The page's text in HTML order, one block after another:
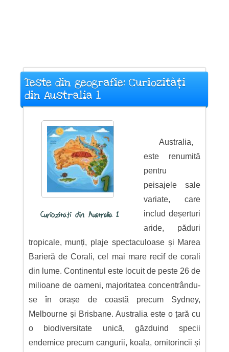
Teste din geografie: Curiozități
din Australia 1
Curiozități din Australia 1
Australia,
este renumită
pentru
peisajele sale
variate, care
includ deșerturi
aride, păduri
tropicale, munți, plaje spectaculoase și Marea
Barieră de Corali, cel mai mare recif de corali
din lume. Continentul este locuit de peste 26 de
milioane de oameni, majoritatea concentrându-
se în orașe de coastă precum Sydney,
Melbourne și Brisbane. Australia este o țară cu
o biodiversitate unică, găzduind specii
endemice precum cangurii, koala, ornitorincii și